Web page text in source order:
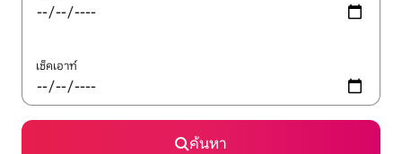
เช็คเอาท์
ค้นหา